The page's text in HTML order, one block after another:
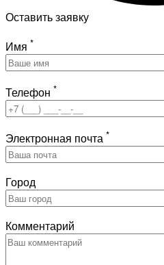
Оставить заявку
Имя *
Телефон *
Электронная почта *
Город
Комментарий